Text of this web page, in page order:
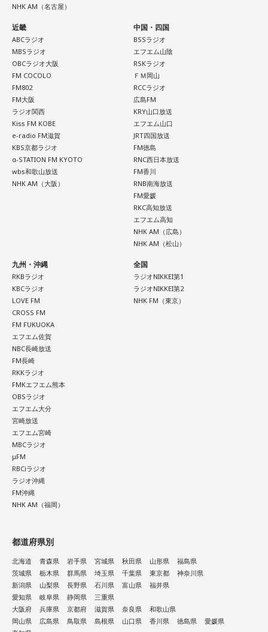
NHK AM（名古屋）
近畿
ABCラジオ
MBSラジオ
OBCラジオ大阪
FM COCOLO
FM802
FM大阪
ラジオ関西
Kiss FM KOBE
e-radio FM滋賀
KBS京都ラジオ
α-STATION FM KYOTO
wbs和歌山放送
NHK AM（大阪）
中国・四国
BSSラジオ
エフエム山陰
RSKラジオ
ＦＭ岡山
RCCラジオ
広島FM
KRY山口放送
エフエム山口
JRT四国放送
FM徳島
RNC西日本放送
FM香川
RNB南海放送
FM愛媛
RKC高知放送
エフエム高知
NHK AM（広島）
NHK AM（松山）
九州・沖縄
RKBラジオ
KBCラジオ
LOVE FM
CROSS FM
FM FUKUOKA
エフエム佐賀
NBC長崎放送
FM長崎
RKKラジオ
FMKエフエム熊本
OBSラジオ
エフエム大分
宮崎放送
エフエム宮崎
MBCラジオ
μFM
RBCiラジオ
ラジオ沖縄
FM沖縄
NHK AM（福岡）
全国
ラジオNIKKEI第1
ラジオNIKKEI第2
NHK FM（東京）
都道府県別
北海道 青森県 岩手県 宮城県 秋田県 山形県
福島県
茨城県
栃木県 群馬県 埼玉県 千葉県 東京都
神奈川県
新潟県
山梨県 長野県 石川県 富山県
福井県
愛知県
岐阜県 静岡県
三重県
大阪府
兵庫県 京都府 滋賀県 奈良県
和歌山県
岡山県
広島県 鳥取県 島根県 山口県 香川県 徳島県
愛媛県